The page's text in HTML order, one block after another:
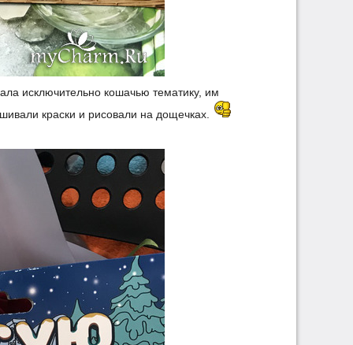
исключительно кошачью тематику, им
краски и рисовали на дощечках.